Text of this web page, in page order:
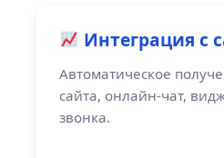
Интеграция с
Автоматическое
сайта, онлайн-чат,
звонка.